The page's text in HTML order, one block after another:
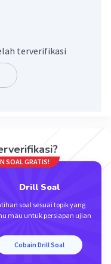
terverifikasi
SOAL GRATIS!
Drill Soal
soal sesuai topik yang
mau untuk persiapan ujian
Cobain Drill Soal